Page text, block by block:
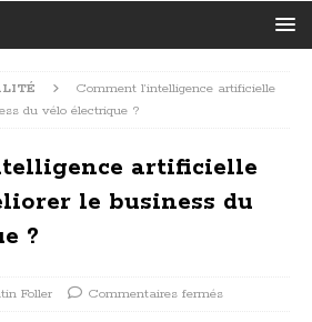
Comment l’intelligence artificielle
du vélo électrique ?
artificielle
le business du
?
Foller Commentaires fermés